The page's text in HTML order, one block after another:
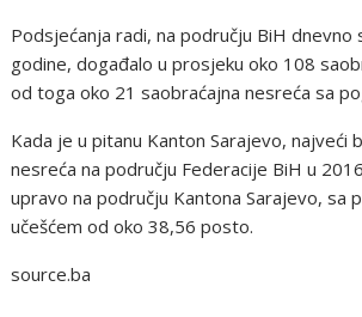
Podsjećanja radi, na području BiH dnevno
godine, događalo u prosjeku oko 108
od toga oko 21 saobraćajna nesreća sa
Kada je u pitanu Kanton Sarajevo, najveći
nesreća na području Federacije BiH u
upravo na području Kantona Sarajevo, sa
učešćem od oko 38,56 posto.
source.ba